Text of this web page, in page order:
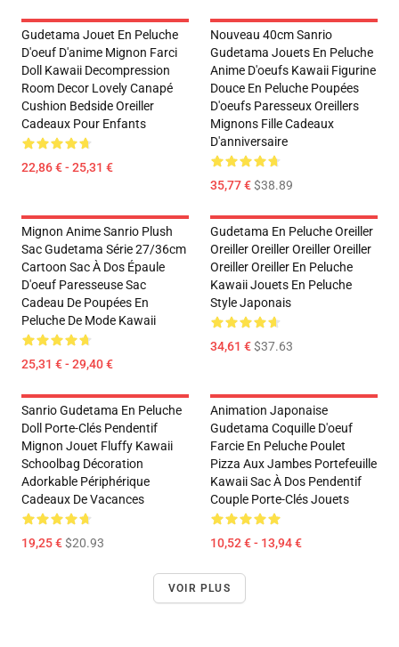
Gudetama Jouet En Peluche
D'oeuf D'anime Mignon Farci
Doll Kawaii Decompression
Room Decor Lovely Canapé
Cushion Bedside Oreiller
Cadeaux Pour Enfants
22,86 € - 25,31 €
Nouveau 40cm Sanrio
Gudetama Jouets En Peluche
Anime D'oeufs Kawaii Figurine
Douce En Peluche Poupées
D'oeufs Paresseux Oreillers
Mignons Fille Cadeaux
D'anniversaire
35,77 €$38.89
Mignon Anime Sanrio Plush
Sac Gudetama Série 27/36cm
Cartoon Sac À Dos Épaule
D'oeuf Paresseuse Sac
Cadeau De Poupées En
Peluche De Mode Kawaii
25,31 € - 29,40 €
Gudetama En Peluche Oreiller
Oreiller Oreiller Oreiller Oreiller
Oreiller Oreiller En Peluche
Kawaii Jouets En Peluche
Style Japonais
34,61 €$37.63
Sanrio Gudetama En Peluche
Doll Porte-Clés Pendentif
Mignon Jouet Fluffy Kawaii
Schoolbag Décoration
Adorkable Périphérique
Cadeaux De Vacances
19,25 €$20.93
Animation Japonaise
Gudetama Coquille D'oeuf
Farcie En Peluche Poulet
Pizza Aux Jambes Portefeuille
Kawaii Sac À Dos Pendentif
Couple Porte-Clés Jouets
10,52 € - 13,94 €
VOIR PLUS